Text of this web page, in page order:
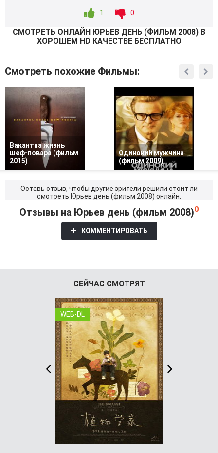
1 0
СМОТРEТЬ ОНЛАЙН ЮРЬЕВ ДЕНЬ (ФИЛЬМ 2008) В
ХОРОШЕМ HD КАЧЕСТВЕ БЕСПЛАТНО
Смотреть похожие Фильмы:
Вакантна жизнь
шеф-повара (фильм
2015)
Одинокий мужчина
(фильм 2009)
Оставь отзыв, чтобы другие зрители решили стоит ли
смотреть Юрьев день (фильм 2008) онлайн.
Отзывы на Юрьев день (фильм 2008)0
КОММЕНТИРОВАТЬ
СЕЙЧАС СМОТРЯТ
WEB-DL